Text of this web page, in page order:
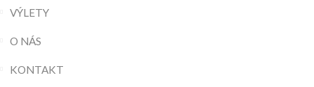
VÝLETY
O NÁS
KONTAKT